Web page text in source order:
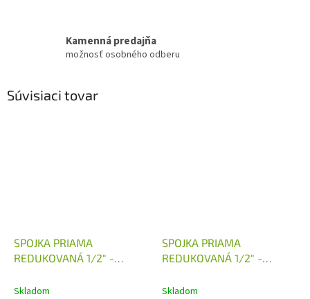
Kamenná predajňa
možnosť osobného odberu
Súvisiaci tovar
SPOJKA PRIAMA
REDUKOVANÁ 1/2" -
Skladom
SPOJKA PRIAMA
REDUKOVANÁ 1/2" -
Skladom